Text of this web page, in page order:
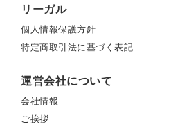
リーガル
個人情報保護方針
特定商取引法に基づく表記
運営会社について
会社情報
ご挨拶